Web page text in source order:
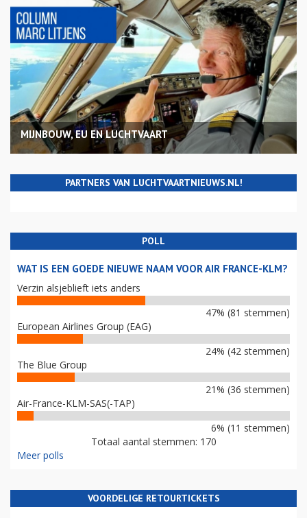
MIJNBOUW, EU EN LUCHTVAART
PARTNERS VAN LUCHTVAARTNIEUWS.NL!
POLL
WAT IS EEN GOEDE NIEUWE NAAM VOOR AIR FRANCE-KLM?
Verzin alsjeblieft iets anders
47% (81 stemmen)
European Airlines Group (EAG)
24% (42 stemmen)
The Blue Group
21% (36 stemmen)
Air-France-KLM-SAS(-TAP)
6% (11 stemmen)
Totaal aantal stemmen: 170
Meer polls
VOORDELIGE RETOURTICKETS